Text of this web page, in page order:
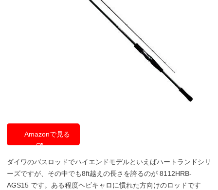
Amazonで見る
ダイワのバスロッドでハイエンドモデルといえばハートランドシリ
ーズですが、その中でも8ft越えの長さを誇るのが 8112HRB-
AGS15 です。ある程度ヘビキャロに慣れた方向けのロッドです